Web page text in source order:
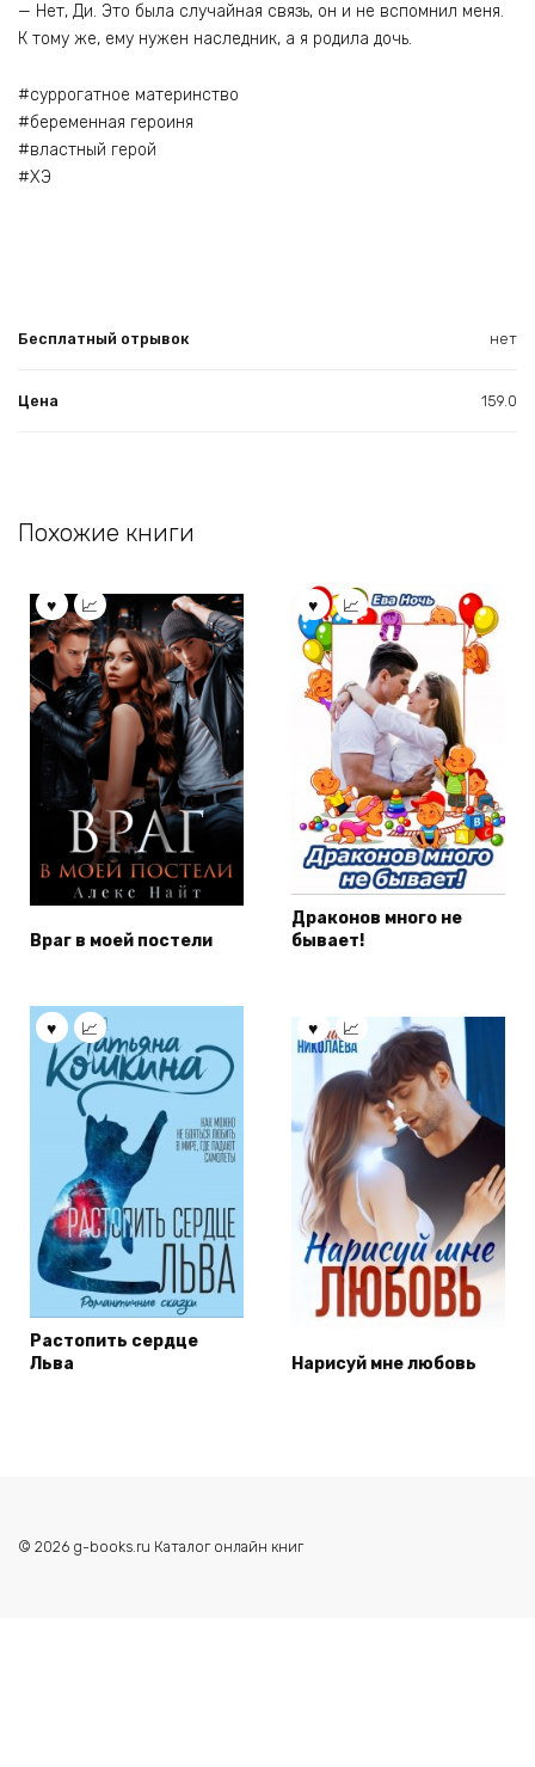
— Нет, Ди. Это была случайная связь, он и не вспомнил меня.
К тому же, ему нужен наследник, а я родила дочь.
#суррогатное материнство
#беременная героиня
#властный герой
#ХЭ
Бесплатный отрывок нет
Цена 159.0
Похожие книги
Враг в моей постели
Драконов много не
бывает!
Растопить сердце
Льва
Нарисуй мне любовь
© 2026 g-books.ru Каталог онлайн книг